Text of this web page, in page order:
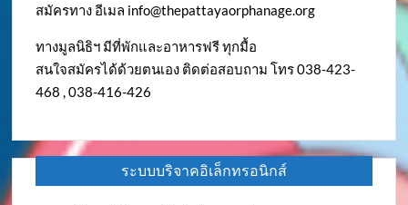
สมัครทาง อีเมล info@thepattayaorphanage.org
ทางมูลนิธิฯ มีที่พักและอาหารฟรี ทุกมื้อ
สนใจสมัครได้ด้วยตนเอง ติดต่อสอบถาม โทร 038-423-
468 , 038-416-426
ระบบบริจาคอิเล็กทรอนิกส์